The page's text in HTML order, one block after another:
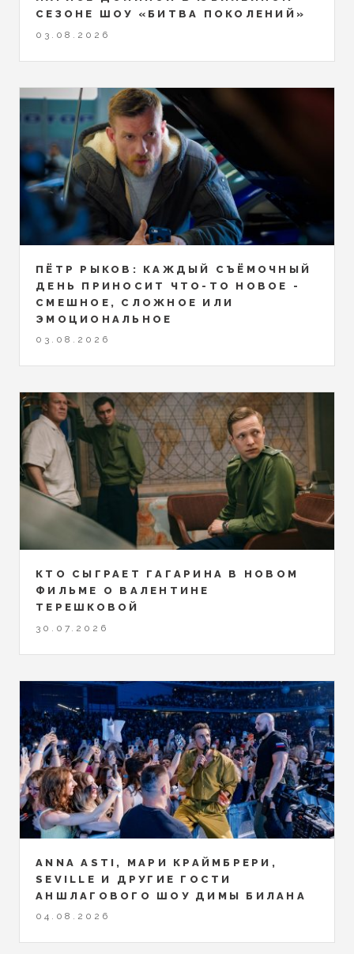
СЕЗОНЕ ШОУ «БИТВА ПОКОЛЕНИЙ»
03.08.2026
ПЁТР РЫКОВ: КАЖДЫЙ СЪЁМОЧНЫЙ
ДЕНЬ ПРИНОСИТ ЧТО-ТО НОВОЕ -
СМЕШНОЕ, СЛОЖНОЕ ИЛИ
ЭМОЦИОНАЛЬНОЕ
03.08.2026
КТО СЫГРАЕТ ГАГАРИНА В НОВОМ
ФИЛЬМЕ О ВАЛЕНТИНЕ
ТЕРЕШКОВОЙ
30.07.2026
ANNA ASTI, МАРИ КРАЙМБРЕРИ,
SEVILLE И ДРУГИЕ ГОСТИ
АНШЛАГОВОГО ШОУ ДИМЫ БИЛАНА
04.08.2026